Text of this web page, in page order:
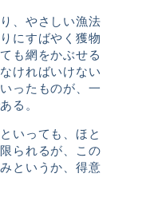
、やさしい漁法
にすばやく獲物
も網をかぶせる
ければいけない
ったものが、一
る。
いっても、ほと
られるが、この
というか、得意